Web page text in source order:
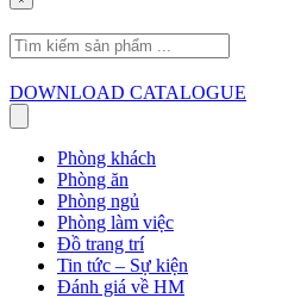
Search
for:
DOWNLOAD CATALOGUE
Phòng khách
Phòng ăn
Phòng ngủ
Phòng làm việc
Đồ trang trí
Tin tức – Sự kiện
Đánh giá về HM